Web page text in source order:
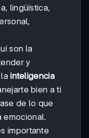
lingüística,
son la
y
lainteligencia
bien a ti
de lo que
emocional.
importante